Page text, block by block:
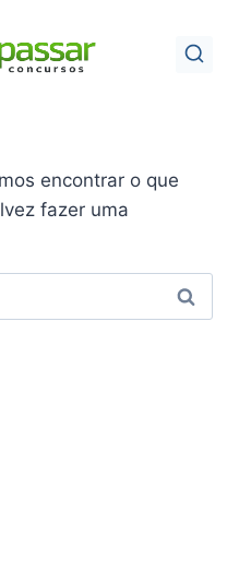
encontrar o que
fazer uma